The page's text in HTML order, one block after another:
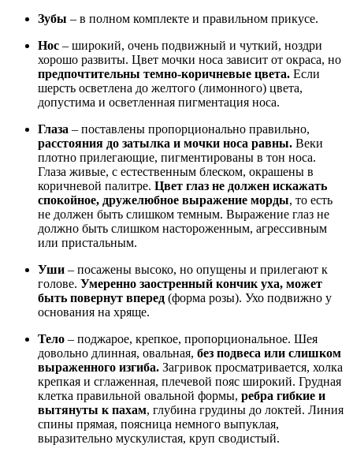
Зубы – в полном комплекте и правильном прикусе.
Нос – широкий, очень подвижный и чуткий, ноздри
хорошо развиты. Цвет мочки носа зависит от окраса, но
предпочтительны темно-коричневые цвета. Если
шерсть осветлена до желтого (лимонного) цвета,
допустима и осветленная пигментация носа.
Глаза – поставлены пропорционально правильно,
расстояния до затылка и мочки носа равны. Веки
плотно прилегающие, пигментированы в тон носа.
Глаза живые, с естественным блеском, окрашены в
коричневой палитре. Цвет глаз не должен искажать
спокойное, дружелюбное выражение морды, то есть
не должен быть слишком темным. Выражение глаз не
должно быть слишком настороженным, агрессивным
или пристальным.
Уши – посажены высоко, но опущены и прилегают к
голове. Умеренно заостренный кончик уха, может
быть повернут вперед (форма розы). Ухо подвижно у
основания на хряще.
Тело – поджарое, крепкое, пропорциональное. Шея
довольно длинная, овальная, без подвеса или слишком
выраженного изгиба. Загривок просматривается, холка
крепкая и сглаженная, плечевой пояс широкий. Грудная
клетка правильной овальной формы, ребра гибкие и
вытянуты к пахам, глубина грудины до локтей. Линия
спины прямая, поясница немного выпуклая,
выразительно мускулистая, круп сводистый.